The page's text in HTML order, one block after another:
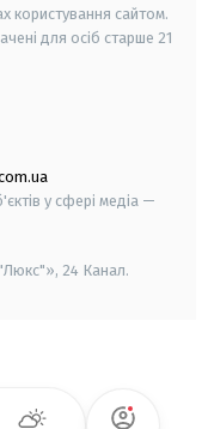
користування сайтом.
для осіб старше 21
у сфері медіа —
24 Канал.